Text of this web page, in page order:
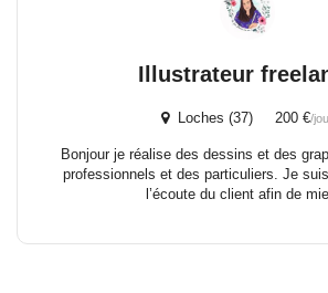
Illustrateur
Loches (37) 200 €/
Bonjour je réalise des dessins et des
professionnels et des particuliers. Je
l’écoute du client afin de